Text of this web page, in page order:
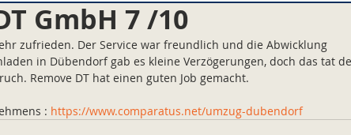
GmbH 7 /10
zufrieden. Der Service war freundlich und die Abwicklung
in Dübendorf gab es kleine Verzögerungen, doch das tat
Remove DT hat einen guten Job gemacht.
: https://www.comparatus.net/umzug-dubendorf